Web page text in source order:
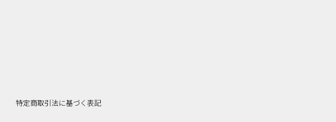
特定商取引法に基づく表記